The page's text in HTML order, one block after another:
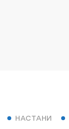
НАСТАНИ